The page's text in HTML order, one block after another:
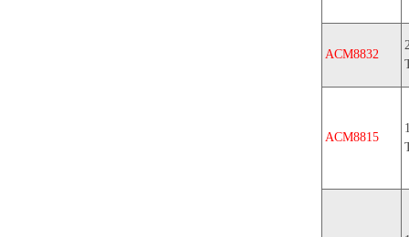
ACM8832
ACM8815